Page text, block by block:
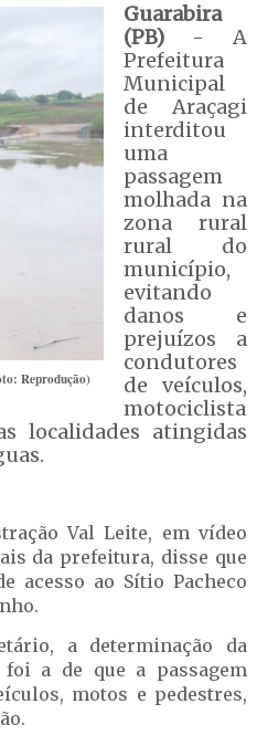
Reprodução)
Guarabira
(PB)- A
Prefeitura
Municipal
de Araçagi
interditou
uma
passagem
molhada na
zona rural
rural do
município,
evitando
danos e
prejuízos a
condutores
de veículos,
motociclista
localidades atingidas
Val Leite, em vídeo
da prefeitura, disse que
acesso ao Sítio Pacheco
a determinação da
foi a de que a passagem
motos e pedestres,